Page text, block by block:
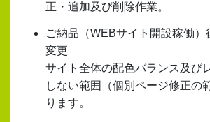
正・追加及び削除作業。
ご納品（WEBサイト開設稼働
変更
サイト全体の配色バランス及び
しない範囲（個別ページ修正の
ります。